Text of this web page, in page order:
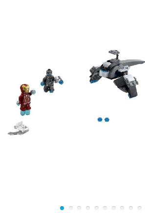
огромной головы, позволяет
переделывать героев, создавая
фантастических персонажей с
сверхспособностями.